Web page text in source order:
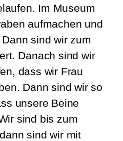
Im Museum
aufmachen und
sind wir zum
Danach sind wir
dass wir Frau
Dann sind wir so
unsere Beine
sind bis zum
sind wir mit